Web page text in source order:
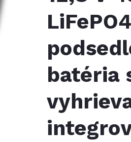
LiFePO4
batéria